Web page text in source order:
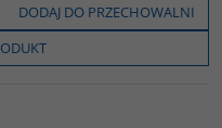
DODAJ DO PRZECHOWALNI